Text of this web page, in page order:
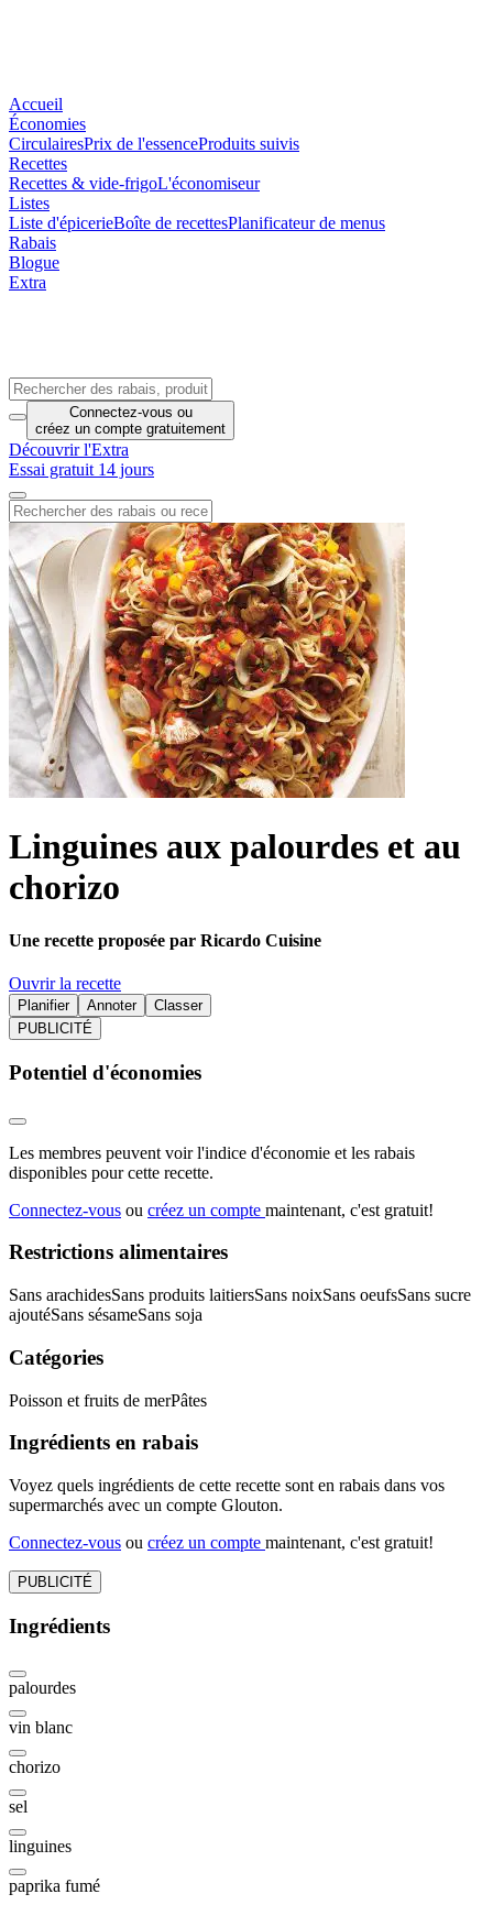
Accueil
Économies
CirculairesPrix de l'essenceProduits suivis
Recettes
Recettes & vide-frigoL'économiseur
Listes
Liste d'épicerieBoîte de recettesPlanificateur de menus
Rabais
Blogue
Extra
Connectez-vous ou
créez un compte gratuitement
Découvrir l'Extra
Essai gratuit 14 jours
Linguines aux palourdes et au
chorizo
Une recette proposée par Ricardo Cuisine
Ouvrir la recette
Planifier Annoter
Classer
PUBLICITÉ
Potentiel d'économies
Les membres peuvent voir l'indice d'économie et les rabais
disponibles pour cette recette.
Connectez-vous ou créez un compte maintenant, c'est gratuit!
Restrictions alimentaires
Sans arachidesSans produits laitiersSans noixSans oeufsSans sucre
ajoutéSans sésameSans soja
Catégories
Poisson et fruits de merPâtes
Ingrédients en rabais
Voyez quels ingrédients de cette recette sont en rabais dans vos
supermarchés avec un compte Glouton.
Connectez-vous ou créez un compte maintenant, c'est gratuit!
PUBLICITÉ
Ingrédients
palourdes
vin blanc
chorizo
sel
linguines
paprika fumé